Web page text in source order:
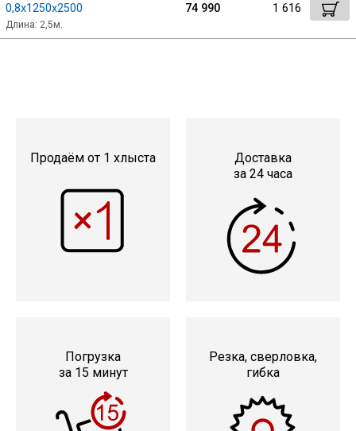
Сетка кладочная
0,8х1250х2500
Длина: 2,5м.
74 990 1 616
Продаём от 1 хлыста
Доставка
за 24 часа
Погрузка
за 15 минут
Резка, сверловка,
гибка